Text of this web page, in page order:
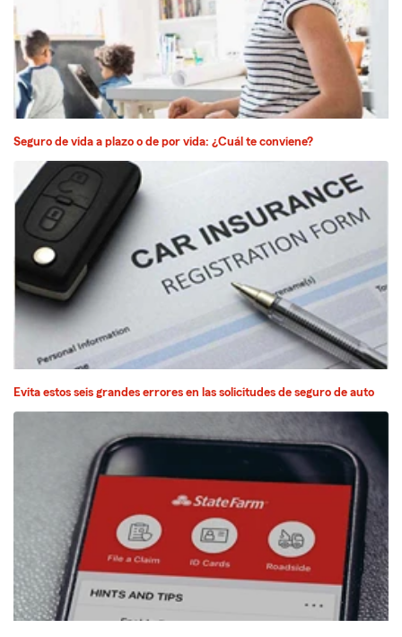
Seguro de vida a plazo o de por vida: ¿Cuál te conviene?
Evita estos seis grandes errores en las solicitudes de seguro de auto